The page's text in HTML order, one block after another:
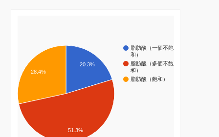
脂肪酸（一価不飽
和）
脂肪酸（多価不飽
和）
脂肪酸（飽和）
20.3%
28.4%
51.3%